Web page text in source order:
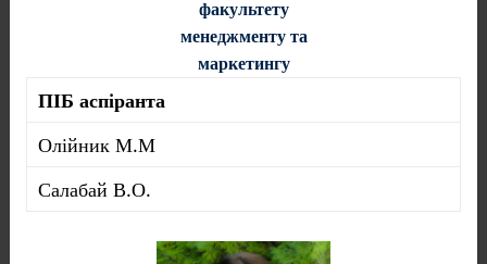
факультету
менеджменту та
маркетингу
ПІБ аспіранта
Олійник М.М
Салабай В.О.